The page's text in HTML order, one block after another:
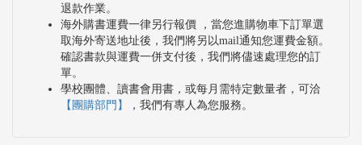
退款作業。
海外購書運費一律另行報價 ，當您進購物車下訂單選
取海外寄送地址後，我們將另以mail通知您運費金額。
確認書款與運費一併支付後，我們將儘速處理您的訂
單。
學校團體、讀書會用書，或每月需特定數量者，可洽
【團購部門】
，我們有專人為您服務。